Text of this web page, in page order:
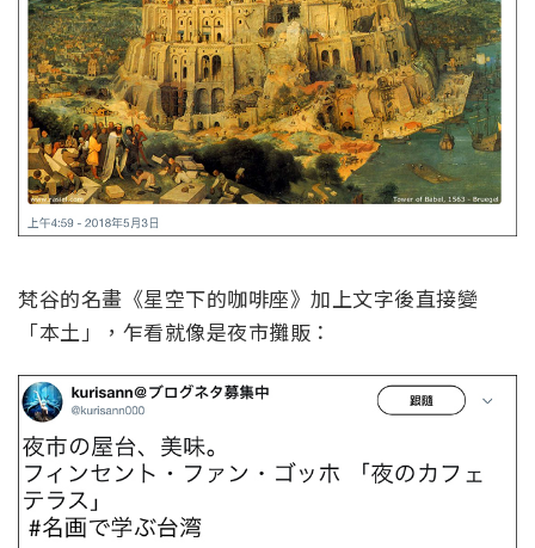
梵谷的名畫《星空下的咖啡座》加上文字後直接變
「本土」，乍看就像是夜市攤販：